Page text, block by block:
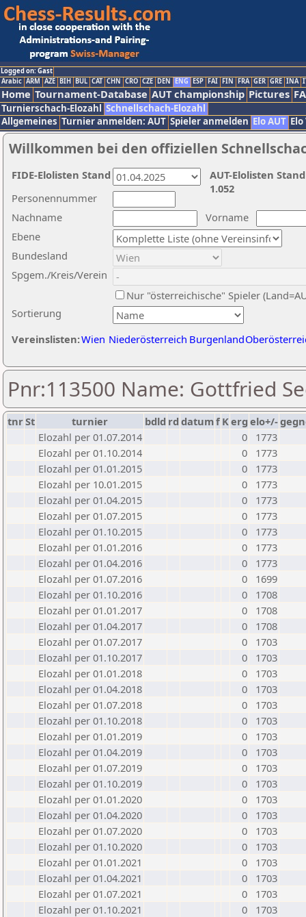
Logged on: Gast
Arabic ARM AZE BIH BUL CAT CHN CRO CZE DEN ENG ESP FAI FIN FRA GER GRE INA
Home Tournament-Database AUT championship Pictures
Turnierschach-Elozahl Schnellschach-Elozahl
Allgemeines Turnier anmelden: AUT Spieler anmelden Elo AUT
Willkommen bei den offiziellen
Nachname
Vorname
Ebene
Sortierung
Personennummer
Bundesland
Spgem./Kreis/Verein
Nur "österreichische" Spieler
Vereinslisten:Wien Niederösterreich Burgenland
AUT-Elolisten
1.052
FIDE-Elolisten Stand
Pnr:113500 Name: Gottfried
tnrSt turnier bdld rd datumf Kerg elo+/-
Elozahl per 01.07.2014
0
1773
Elozahl per 01.10.2014
0
1773
Elozahl per 01.01.2015
0
1773
Elozahl per 10.01.2015
0
1773
Elozahl per 01.04.2015
0
1773
Elozahl per 01.07.2015
0
1773
Elozahl per 01.10.2015
0
1773
Elozahl per 01.01.2016
0
1773
Elozahl per 01.04.2016
0
1773
Elozahl per 01.07.2016
0
1699
Elozahl per 01.10.2016
0
1708
Elozahl per 01.01.2017
0
1708
Elozahl per 01.04.2017
0
1708
Elozahl per 01.07.2017
0
1703
Elozahl per 01.10.2017
0
1703
Elozahl per 01.01.2018
0
1703
Elozahl per 01.04.2018
0
1703
Elozahl per 01.07.2018
0
1703
Elozahl per 01.10.2018
0
1703
Elozahl per 01.01.2019
0
1703
Elozahl per 01.04.2019
0
1703
Elozahl per 01.07.2019
0
1703
Elozahl per 01.10.2019
0
1703
Elozahl per 01.01.2020
0
1703
Elozahl per 01.04.2020
0
1703
Elozahl per 01.07.2020
0
1703
Elozahl per 01.10.2020
0
1703
Elozahl per 01.01.2021
0
1703
Elozahl per 01.04.2021
0
1703
Elozahl per 01.07.2021
0
1703
Elozahl per 01.10.2021
0
1703